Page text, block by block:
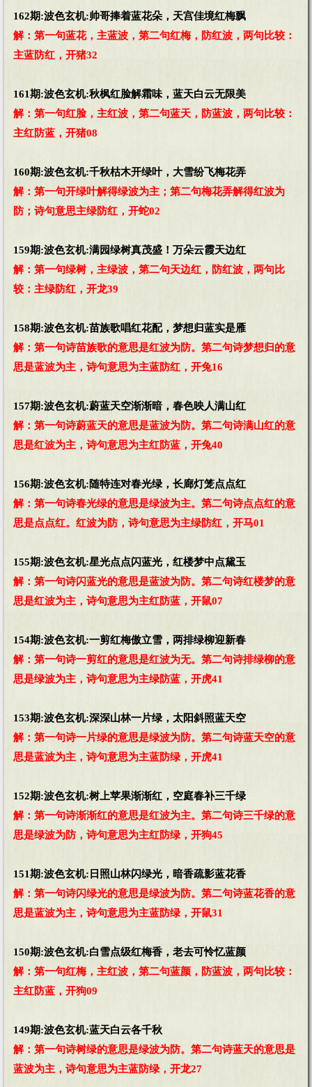
162期:波色玄机:帅哥捧着蓝花朵，天宫佳境红梅飘
解：第一句蓝花，主蓝波，第二句红梅，防红波，两句比较：
主蓝防红，开猪32
161期:波色玄机:秋枫红脸解霜味，蓝天白云无限美
解：第一句红脸，主红波，第二句蓝天，防蓝波，两句比较：
主红防蓝，开猪08
160期:波色玄机:千秋枯木开绿叶，大雪纷飞梅花弄
解：第一句开绿叶解得绿波为主；第二句梅花弄解得红波为
防；诗句意思主绿防红，开蛇02
159期:波色玄机:满园绿树真茂盛！万朵云霞天边红
解：第一句绿树，主绿波，第二句天边红，防红波，两句比
较：主绿防红，开龙39
158期:波色玄机:苗族歌唱红花配，梦想归蓝实是雁
解：第一句诗苗族歌的意思是红波为防。第二句诗梦想归的意
思是蓝波为主，诗句意思为主蓝防红，开兔16
157期:波色玄机:蔚蓝天空渐渐暗，春色映人满山红
解：第一句诗蔚蓝天的意思是蓝波为防。第二句诗满山红的意
思是红波为主，诗句意思为主红防蓝，开兔40
156期:波色玄机:随特连对春光绿，长廊灯笼点点红
解：第一句诗春光绿的意思是绿波为主。第二句诗点点红的意
思是点点红。红波为防，诗句意思为主绿防红，开马01
155期:波色玄机:星光点点闪蓝光，红楼梦中点黛玉
解：第一句诗闪蓝光的意思是蓝波为防。第二句诗红楼梦的意
思是红波为主，诗句意思为主红防蓝，开鼠07
154期:波色玄机:一剪红梅傲立雪，两排绿柳迎新春
解：第一句诗一剪红的意思是红波为无。第二句诗排绿柳的意
思是绿波为主，诗句意思为主绿防蓝，开虎41
153期:波色玄机:深深山林一片绿，太阳斜照蓝天空
解：第一句诗一片绿的意思是绿波为防。第二句诗蓝天空的意
思是蓝波为主，诗句意思为主蓝防绿，开虎41
152期:波色玄机:树上苹果渐渐红，空庭春补三千绿
解：第一句诗渐渐红的意思是红波为主。第二句诗三千绿的意
思是绿波为防，诗句意思为主红防绿，开狗45
151期:波色玄机:日照山林闪绿光，暗香疏影蓝花香
解：第一句诗闪绿光的意思是绿波为防。第二句诗蓝花香的意
思是蓝波为主，诗句意思为主蓝防绿，开鼠31
150期:波色玄机:白雪点级红梅香，老去可怜忆蓝颜
解：第一句红梅，主红波，第二句蓝颜，防蓝波，两句比较：
主红防蓝，开狗09
149期:波色玄机:蓝天白云各千秋
解：第一句诗树绿的意思是绿波为防。第二句诗蓝天的意思是
蓝波为主，诗句意思为主蓝防绿，开龙27